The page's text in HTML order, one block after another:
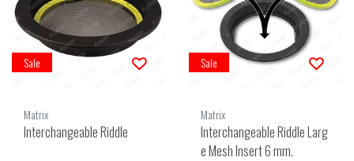
Sale
Matrix
Interchangeable Riddle
Sale
Matrix
Interchangeable Riddle Larg
e Mesh Insert 6 mm.